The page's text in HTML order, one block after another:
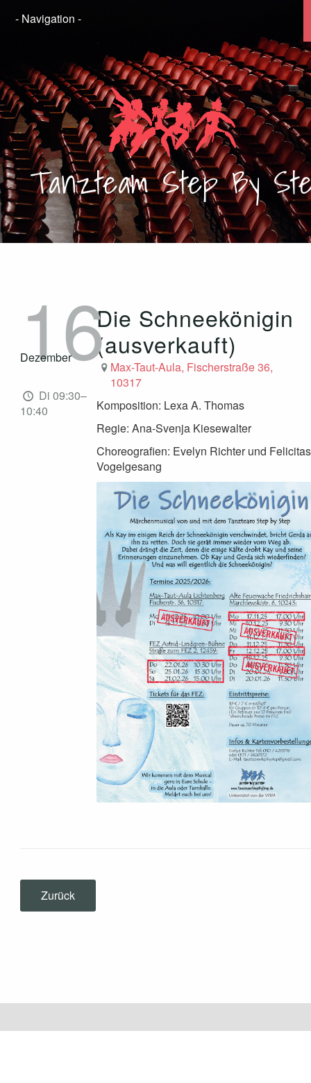
TanzteamStep By
Die Schneekönigin
(ausverkauft)
16
Dezember
Di 09:30–
10:40
Max-Taut-Aula, Fischerstraße 36,
10317
Komposition: Lexa A. Thomas
Regie: Ana-Svenja Kiesewalter
Choreografien: Evelyn Richter und Felicitas
Vogelgesang
Zurück